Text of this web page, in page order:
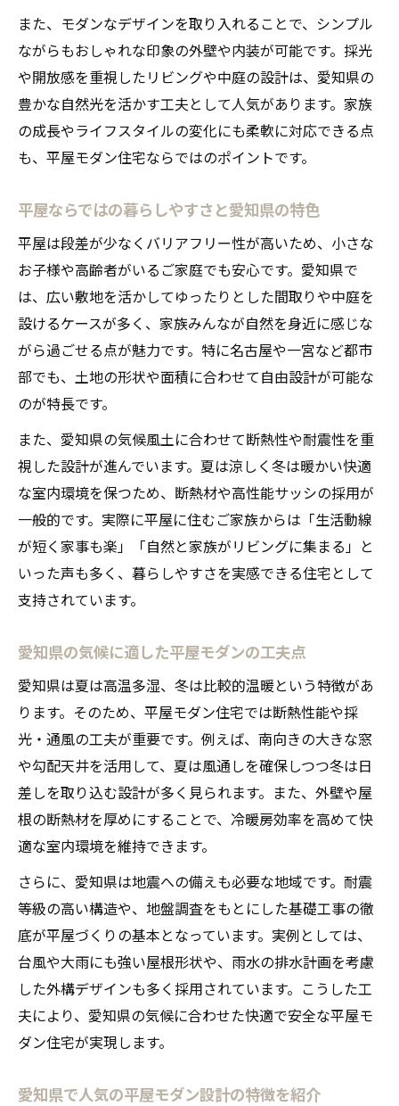
また、モダンなデザインを取り入れることで、シンプル
ながらもおしゃれな印象の外壁や内装が可能です。採光
や開放感を重視したリビングや中庭の設計は、愛知県の
豊かな自然光を活かす工夫として人気があります。家族
の成長やライフスタイルの変化にも柔軟に対応できる点
も、平屋モダン住宅ならではのポイントです。
平屋ならではの暮らしやすさと愛知県の特色
平屋は段差が少なくバリアフリー性が高いため、小さな
お子様や高齢者がいるご家庭でも安心です。愛知県で
は、広い敷地を活かしてゆったりとした間取りや中庭を
設けるケースが多く、家族みんなが自然を身近に感じな
がら過ごせる点が魅力です。特に名古屋や一宮など都市
部でも、土地の形状や面積に合わせて自由設計が可能な
のが特長です。
また、愛知県の気候風土に合わせて断熱性や耐震性を重
視した設計が進んでいます。夏は涼しく冬は暖かい快適
な室内環境を保つため、断熱材や高性能サッシの採用が
一般的です。実際に平屋に住むご家族からは「生活動線
が短く家事も楽」「自然と家族がリビングに集まる」と
いった声も多く、暮らしやすさを実感できる住宅として
支持されています。
愛知県の気候に適した平屋モダンの工夫点
愛知県は夏は高温多湿、冬は比較的温暖という特徴があ
ります。そのため、平屋モダン住宅では断熱性能や採
光・通風の工夫が重要です。例えば、南向きの大きな窓
や勾配天井を活用して、夏は風通しを確保しつつ冬は日
差しを取り込む設計が多く見られます。また、外壁や屋
根の断熱材を厚めにすることで、冷暖房効率を高めて快
適な室内環境を維持できます。
さらに、愛知県は地震への備えも必要な地域です。耐震
等級の高い構造や、地盤調査をもとにした基礎工事の徹
底が平屋づくりの基本となっています。実例としては、
台風や大雨にも強い屋根形状や、雨水の排水計画を考慮
した外構デザインも多く採用されています。こうした工
夫により、愛知県の気候に合わせた快適で安全な平屋モ
ダン住宅が実現します。
愛知県で人気の平屋モダン設計の特徴を紹介